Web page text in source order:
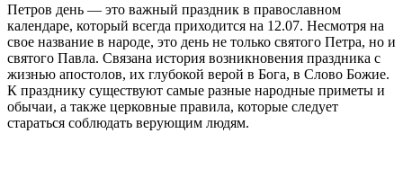
Петров день — это важный праздник в православном
календаре, который всегда приходится на 12.07. Несмотря на
свое название в народе, это день не только святого Петра, но и
святого Павла. Связана история возникновения праздника с
жизнью апостолов, их глубокой верой в Бога, в Слово Божие.
К празднику существуют самые разные народные приметы и
обычаи, а также церковные правила, которые следует
стараться соблюдать верующим людям.